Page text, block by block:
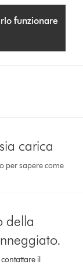
funzionare
carica
per sapere come
della
contattare il